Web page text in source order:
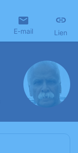
E-mail Lien